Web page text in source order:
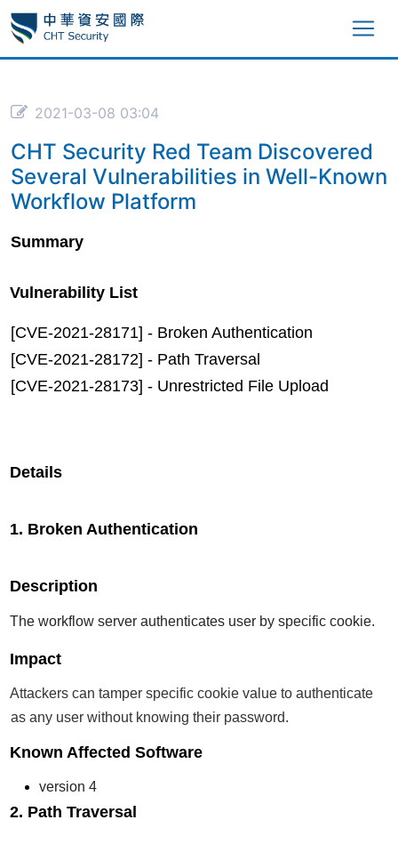
2021-03-08 03:04
CHT Security Red Team Discovered
Several Vulnerabilities in Well-Known
Workflow Platform
Summary
Vulnerability List
[CVE-2021-28171] - Broken Authentication
[CVE-2021-28172] - Path Traversal
[CVE-2021-28173] - Unrestricted File Upload
Details
1. Broken Authentication
Description
The workflow server authenticates user by specific cookie.
Impact
Attackers can tamper specific cookie value to authenticate
as any user without knowing their password.
Known Affected Software
version 4
2. Path Traversal